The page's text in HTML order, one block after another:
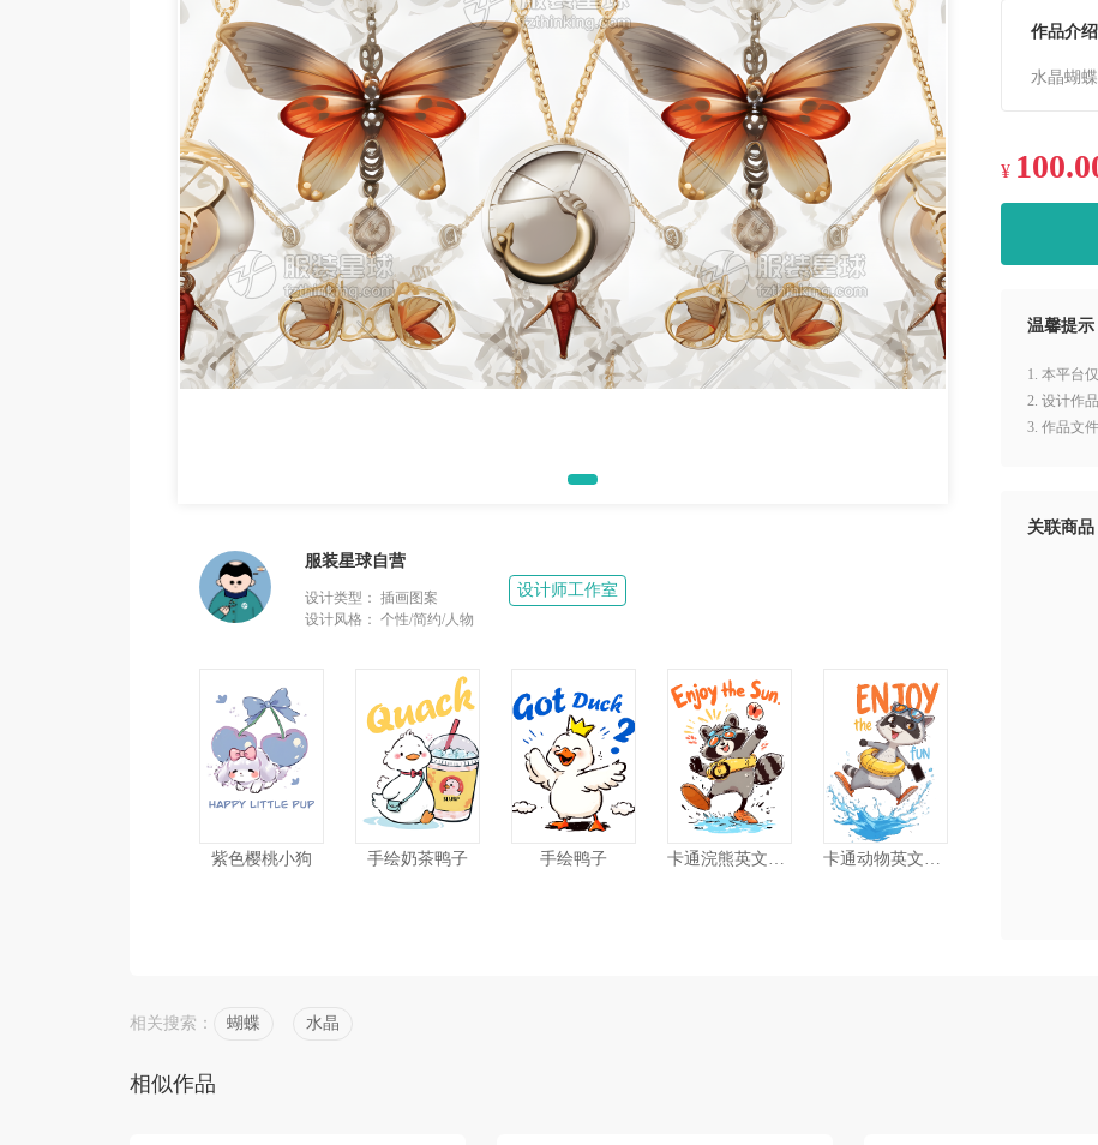
服装星球自营
设计类型： 插画图案
设计风格： 个性/简约/人物
设计师工作室
紫色樱桃小狗 手绘奶茶鸭子 手绘鸭子 卡通浣熊英文图案 卡通动物英文图案
作品介绍
水晶蝴蝶
¥
温馨提示
1. 本平台
2. 设计作
3. 作品文
关联商品
相关搜索： 蝴蝶 水晶
相似作品